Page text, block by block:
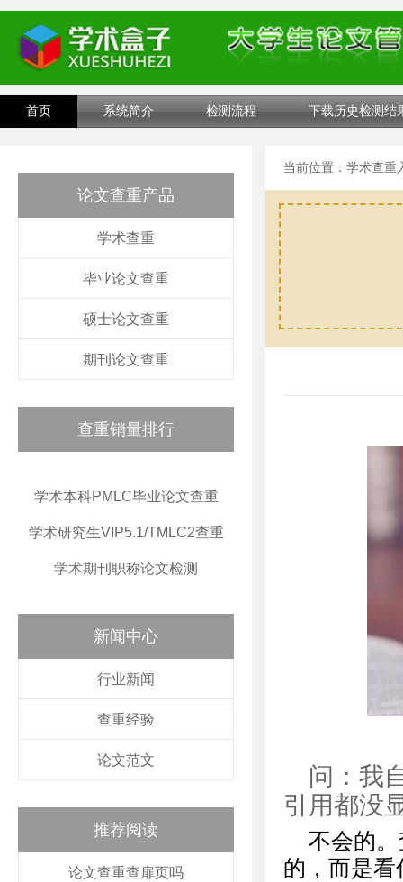
首页 系统简介 检测流程 下载历史检测结
论文查重产品
学术查重
毕业论文查重
硕士论文查重
期刊论文查重
查重销量排行
学术本科PMLC毕业论文查重
学术研究生VIP5.1/TMLC2查重
学术期刊职称论文检测
新闻中心
行业新闻
查重经验
论文范文
推荐阅读
论文查重查扉页吗
当前位置： 学术查重
问：我
引用都没
不会的
的，而是